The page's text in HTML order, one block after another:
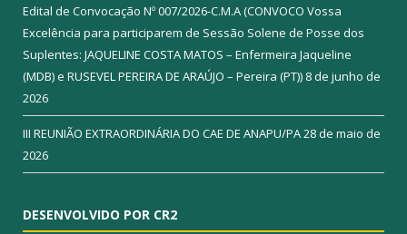
Edital de Convocação Nº 007/2026-C.M.A (CONVOCO Vossa
Excelência para participarem de Sessão Solene de Posse dos
Suplentes: JAQUELINE COSTA MATOS – Enfermeira Jaqueline
(MDB) e RUSEVEL PEREIRA DE ARAÚJO – Pereira (PT)) 8 de junho de
2026
III REUNIÃO EXTRAORDINÁRIA DO CAE DE ANAPU/PA28 de maio de
2026
DESENVOLVIDO POR CR2